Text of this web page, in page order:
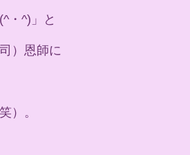
・^)」と
）恩師に
）。